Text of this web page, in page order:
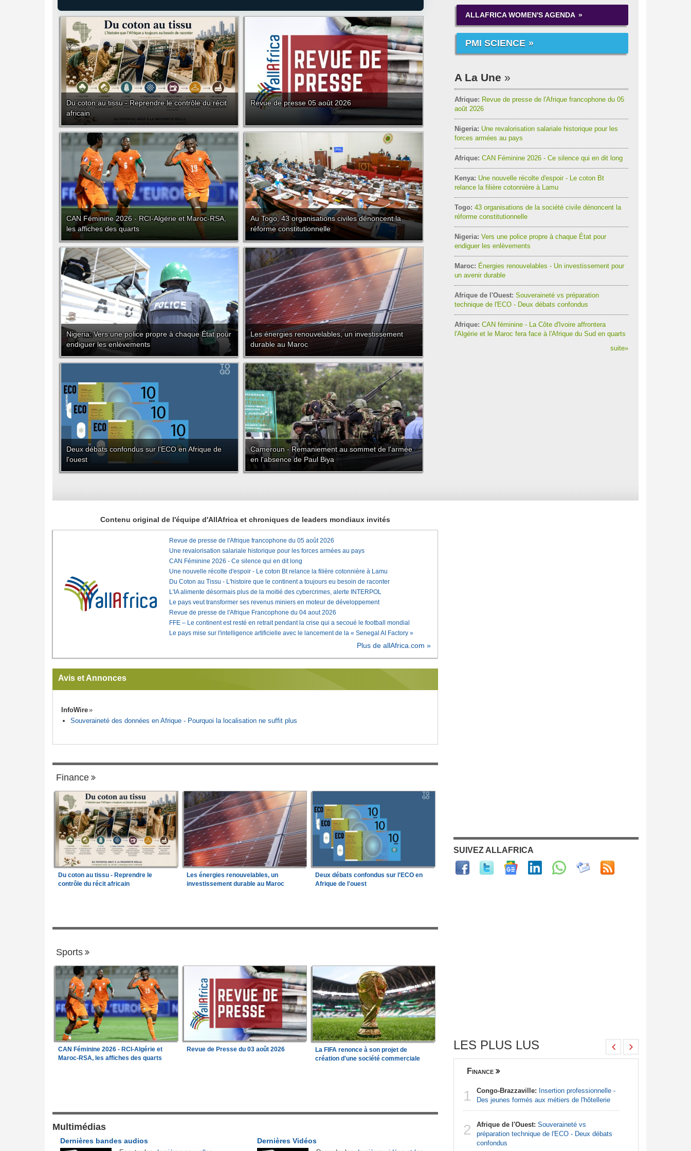
Du coton au tissu - Reprendre le contrôle du récit
africain
Revue de presse 05 août 2026
CAN Féminine 2026 - RCI-Algérie et Maroc-RSA,
les affiches des quarts
Au Togo, 43 organisations civiles dénoncent la
réforme constitutionnelle
Nigeria: Vers une police propre à chaque État pour
endiguer les enlèvements
Les énergies renouvelables, un investissement
durable au Maroc
Deux débats confondus sur l'ECO en Afrique de
l'ouest
Cameroun - Remaniement au sommet de l'armée
en l'absence de Paul Biya
ALLAFRICA WOMEN'S AGENDA
PMI SCIENCE
A La Une
Afrique: Revue de presse de l'Afrique francophone du 05
août 2026
Nigeria: Une revalorisation salariale historique pour les
forces armées au pays
Afrique: CAN Féminine 2026 - Ce silence qui en dit long
Kenya: Une nouvelle récolte d'espoir - Le coton Bt
relance la filière cotonnière à Lamu
Togo: 43 organisations de la société civile dénoncent la
réforme constitutionnelle
Nigeria: Vers une police propre à chaque État pour
endiguer les enlèvements
Maroc: Énergies renouvelables - Un investissement pour
un avenir durable
Afrique de l'Ouest: Souveraineté vs préparation
technique de l'ECO - Deux débats confondus
Afrique: CAN féminine - La Côte d'Ivoire affrontera
l'Algérie et le Maroc fera face à l'Afrique du Sud en quarts
suite»
Contenu original de l'équipe d'AllAfrica et chroniques de leaders mondiaux invités
Revue de presse de l'Afrique francophone du 05 août 2026
Une revalorisation salariale historique pour les forces armées au pays
CAN Féminine 2026 - Ce silence qui en dit long
Une nouvelle récolte d'espoir - Le coton Bt relance la filière cotonnière à Lamu
Du Coton au Tissu - L'histoire que le continent a toujours eu besoin de raconter
L'IA alimente désormais plus de la moitié des cybercrimes, alerte INTERPOL
Le pays veut transformer ses revenus miniers en moteur de développement
Revue de presse de l'Afrique Francophone du 04 aout 2026
FFE – Le continent est resté en retrait pendant la crise qui a secoué le football mondial
Le pays mise sur l'intelligence artificielle avec le lancement de la « Senegal AI Factory »
Plus de allAfrica.com »
Avis et Annonces
InfoWire
Souveraineté des données en Afrique - Pourquoi la localisation ne suffit plus
Finance
Du coton au tissu - Reprendre le
contrôle du récit africain
Les énergies renouvelables, un
investissement durable au Maroc
Deux débats confondus sur l'ECO en
Afrique de l'ouest
Sports
CAN Féminine 2026 - RCI-Algérie et
Maroc-RSA, les affiches des quarts
Revue de Presse du 03 août 2026
La FIFA renonce à son projet de
création d'une société commerciale
Multimédias
Dernières Vidéos
Dernières bandes audios
SUIVEZ ALLAFRICA
LES PLUS LUS
2
d'espèces protégées
Finance
1 Congo-Brazzaville: Insertion professionnelle -
Des jeunes formés aux métiers de l'hôtellerie
2 Afrique de l'Ouest: Souveraineté vs
préparation technique de l'ECO - Deux débats
confondus